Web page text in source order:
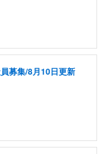
募集/8月10日更新